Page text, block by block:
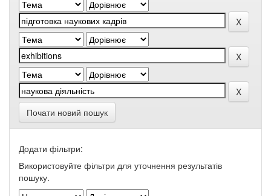
Почати новий пошук
Додати фільтри:
Використовуйте фільтри для уточнення результатів
пошуку.